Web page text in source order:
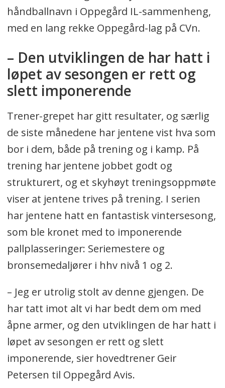
håndballnavn i Oppegård IL-sammenheng,
med en lang rekke Oppegård-lag på CVn.
– Den utviklingen de har hatt i
løpet av sesongen er rett og
slett imponerende
Trener-grepet har gitt resultater, og særlig
de siste månedene har jentene vist hva som
bor i dem, både på trening og i kamp. På
trening har jentene jobbet godt og
strukturert, og et skyhøyt treningsoppmøte
viser at jentene trives på trening. I serien
har jentene hatt en fantastisk vintersesong,
som ble kronet med to imponerende
pallplasseringer: Seriemestere og
bronsemedaljører i hhv nivå 1 og 2.
– Jeg er utrolig stolt av denne gjengen. De
har tatt imot alt vi har bedt dem om med
åpne armer, og den utviklingen de har hatt i
løpet av sesongen er rett og slett
imponerende, sier hovedtrener Geir
Petersen til Oppegård Avis.